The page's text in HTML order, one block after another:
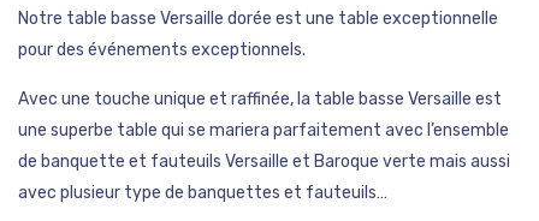
Notre table basse Versaille dorée est une table exceptionnelle
pour des événements exceptionnels.
Avec une touche unique et raffinée, la table basse Versaille est
une superbe table qui se mariera parfaitement avec l’ensemble
de banquette et fauteuils Versaille et Baroque verte mais aussi
avec plusieur type de banquettes et fauteuils…